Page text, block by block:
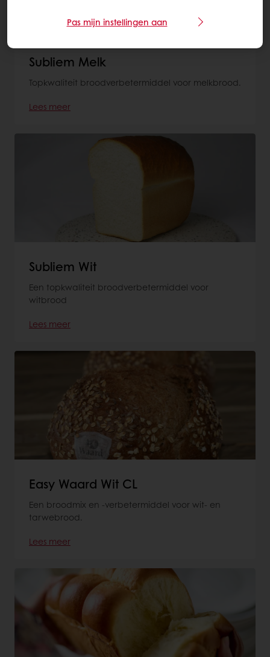
Subliem Melk
Topkwaliteit broodverbetermiddel voor melkbrood.
Lees meer
Subliem Wit
Een topkwaliteit broodverbetermiddel voor
witbrood
Lees meer
Easy Waard Wit CL
Een broodmix en -verbetermiddel voor wit- en
tarwebrood.
Lees meer
Pas mijn instellingen aan